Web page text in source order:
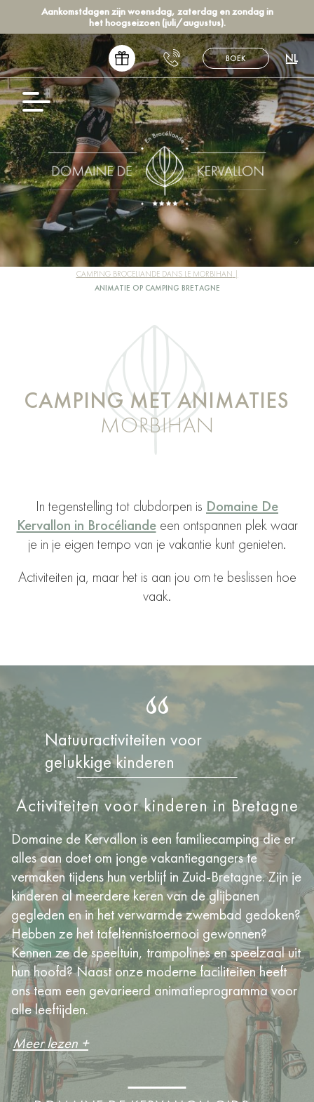
Aankomstdagen zijn woensdag, zaterdag en zondag in
het hoogseizoen (juli/augustus).
BOEK
FR
EN
NL
DE
ES
CAMPING BROCELIANDE DANS LE MORBIHAN
ANIMATIE OP CAMPING BRETAGNE
CAMPING MET ANIMATIES
MORBIHAN
In tegenstelling tot clubdorpen is Domaine De
Kervallon in Brocéliandeeen ontspannen plek waar
je in je eigen tempo van je vakantie kunt genieten.
Activiteiten ja, maar het is aan jou om te beslissen hoe
vaak.
Natuuractiviteiten voor
gelukkige kinderen
Activiteiten voor kinderen in Bretagne
Domaine de Kervallon is een familiecamping die er
alles aan doet om jonge vakantiegangers te
vermaken tijdens hun verblijf in Zuid-Bretagne. Zijn je
kinderen al meerdere keren van de glijbanen
gegleden en in het verwarmde zwembad gedoken?
Hebben ze het tafeltennistoernooi gewonnen?
Kennen ze de speeltuin, trampolines en speelzaal uit
hun hoofd? Naast onze moderne faciliteiten heeft
ons team een gevarieerd animatieprogramma voor
alle leeftijden.
Meer lezen +